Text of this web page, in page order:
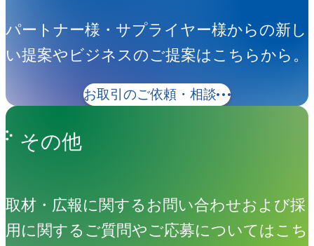
パートナー様・サプライヤー様からの新し
い提案やビジネスのご提案はこちらから。
お取引のご依頼・相談
その他
取材・広報に関するお問い合わせおよび採
用に関するご質問やご応募についてはこち